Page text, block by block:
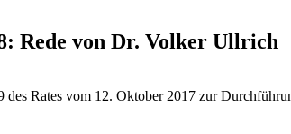
Rede von Dr. Volker Ullrich
Rates vom 12. Oktober 2017 zur